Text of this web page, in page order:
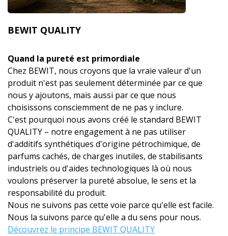
BEWIT QUALITY
Quand la pureté est primordiale
Chez BEWIT, nous croyons que la vraie valeur d'un
produit n'est pas seulement déterminée par ce que
nous y ajoutons, mais aussi par ce que nous
choisissons consciemment de ne pas y inclure.
C'est pourquoi nous avons créé le standard BEWIT
QUALITY – notre engagement à ne pas utiliser
d'additifs synthétiques d'origine pétrochimique, de
parfums cachés, de charges inutiles, de stabilisants
industriels ou d'aides technologiques là où nous
voulons préserver la pureté absolue, le sens et la
responsabilité du produit.
Nous ne suivons pas cette voie parce qu'elle est facile.
Nous la suivons parce qu'elle a du sens pour nous.
Découvrez le principe BEWIT QUALITY